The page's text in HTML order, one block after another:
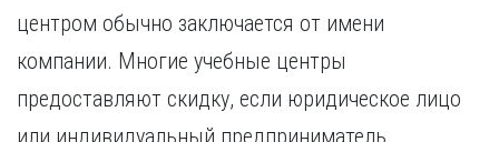
центром обычно заключается от имени
компании. Многие учебные центры
предоставляют скидку, если юридическое лицо
или индивидуальный предприниматель